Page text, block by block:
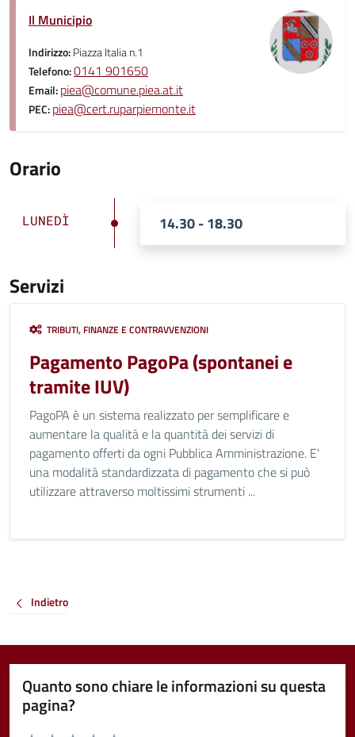
Il Municipio
Indirizzo:Piazza Italia n.1
Telefono:0141 901650
Email:piea@comune.piea.at.it
PEC:piea@cert.ruparpiemonte.it
Orario
LUNEDÌ 14.30 - 18.30
Servizi
TRIBUTI, FINANZE E CONTRAVVENZIONI
Pagamento PagoPa (spontanei e
tramite IUV)
PagoPA è un sistema realizzato per semplificare e
aumentare la qualità e la quantità dei servizi di
pagamento offerti da ogni Pubblica Amministrazione. E'
una modalità standardizzata di pagamento che si può
utilizzare attraverso moltissimi strumenti ...
Indietro
Quanto sono chiare le informazioni su questa
pagina?